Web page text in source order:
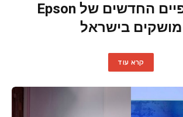
המשקפיים החדשים של Epson
מושקים בישראל
קרא עוד